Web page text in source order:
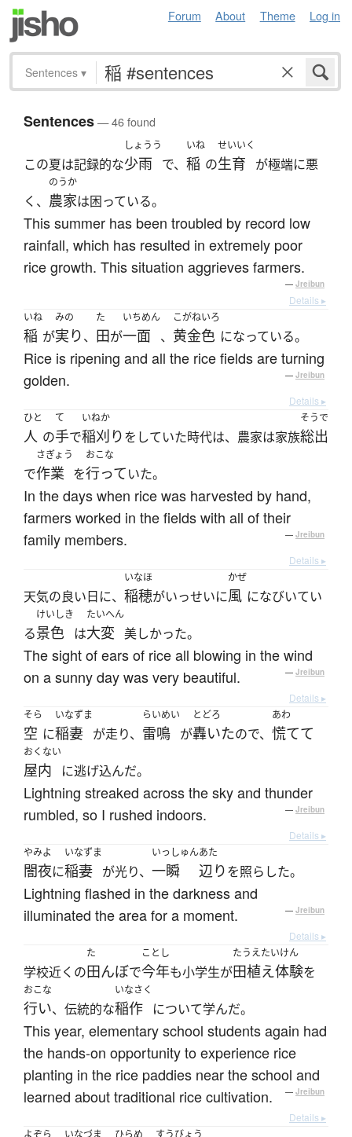
Forum About Theme Log in
Sentences ▾
Sentences— 46 found
この夏は記録的な
しょうう
少雨 で、
いね
稲 の
せいいく
生育 が極端に悪
く、
のうか
農家は困っている。
This summer has been troubled by record low
rainfall, which has resulted in extremely poor
rice growth. This situation aggrieves farmers.
— Jreibun
Details ▸
いね
稲 が
みの
実り、
た
田が
いちめん
一面 、
こがねいろ
黄金色 になっている。
Rice is ripening and all the rice fields are turning
golden.
— Jreibun
Details ▸
ひと
人 の
て
手で
いねか
稲刈りをしていた時代は、農家は家族
そうで
総出
で
さぎょう
作業 を
おこな
行っていた。
In the days when rice was harvested by hand,
farmers worked in the fields with all of their
family members.
— Jreibun
Details ▸
天気の良い日に、
いなほ
稲穂がいっせいに
かぜ
風 になびいてい
る
けいしき
景色 は
たいへん
大変 美しかった。
The sight of ears of rice all blowing in the wind
on a sunny day was very beautiful.
— Jreibun
Details ▸
そら
空 に
いなずま
稲妻 が走り、
らいめい
雷鳴 が
とどろ
轟いたので、
あわ
慌てて
おくない
屋内 に逃げ込んだ。
Lightning streaked across the sky and thunder
rumbled, so I rushed indoors.
— Jreibun
Details ▸
やみよ
闇夜に
いなずま
稲妻 が光り、
いっしゅん
一瞬
あた
辺りを照らした。
Lightning flashed in the darkness and
illuminated the area for a moment.
— Jreibun
Details ▸
学校近くの
た
田んぼで
ことし
今年も小学生が
たうえたいけん
田植え体験を
おこな
行い、伝統的な
いなさく
稲作 について学んだ。
This year, elementary school students again had
the hands-on opportunity to experience rice
planting in the rice paddies near the school and
learned about traditional rice cultivation.
— Jreibun
Details ▸
よぞら
いなづま ひらめ すうびょう